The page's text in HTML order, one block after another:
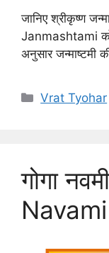
जानिए श्रीकृष्ण
Janmashtami
अनुसार जन्माष्टमी
Categories
Vrat Tyohar
गोगा